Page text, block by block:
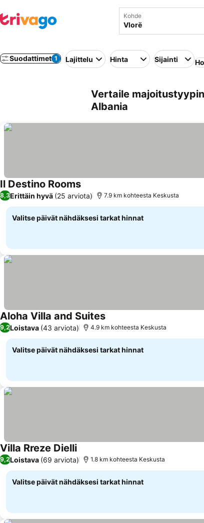
Kohde
Suodattimet 1 Lajittelu Hinta Sijainti
Vertaile
Albania
Il Destino Rooms
8,3Erittäin hyvä (25 arviota) 7.9 km kohteesta Keskusta
Valitse päivät nähdäksesi tarkat hinnat
Aloha Villa and Suites
9,2Loistava (43 arviota) 4.9 km kohteesta Keskusta
Valitse päivät nähdäksesi tarkat hinnat
Villa Rreze Dielli
9,2Loistava (69 arviota) 1.8 km kohteesta Keskusta
Valitse päivät nähdäksesi tarkat hinnat